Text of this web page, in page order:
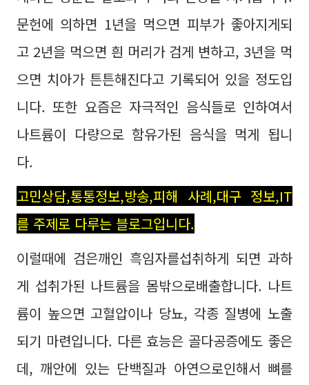
문헌에 의하면 1년을 먹으면 피부가 좋아지게되
고 2년을 먹으면 흰 머리가 검게 변하고, 3년을 먹
으면 치아가 튼튼해진다고 기록되어 있을 정도입
니다. 또한 요즘은 자극적인 음식들로 인하여서
나트륨이 다량으로 함유가된 음식을 먹게 됩니
다.
고민상담,통통정보,방송,피해 사례,대구 정보,IT
를 주제로 다루는 블로그입니다.
이럴때에 검은깨인 흑임자를섭취하게 되면 과하
게 섭취가된 나트륨을 몸밖으로배출합니다. 나트
륨이 높으면 고혈압이나 당뇨, 각종 질병에 노출
되기 마련입니다. 다른 효능은 골다공증에도 좋은
데, 깨안에 있는 단백질과 아연으로인해서 뼈를